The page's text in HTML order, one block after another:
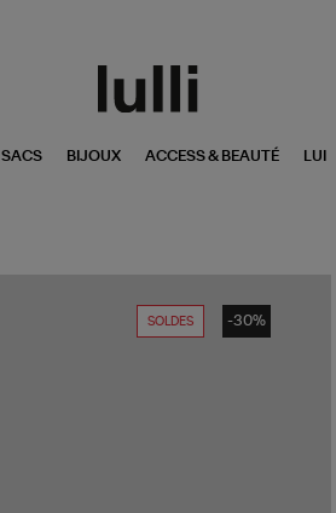
SACS BIJOUX ACCESS & BEAUTÉ LUI
SOLDES -30%